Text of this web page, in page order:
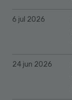
6 jul 2026
24 jun 2026